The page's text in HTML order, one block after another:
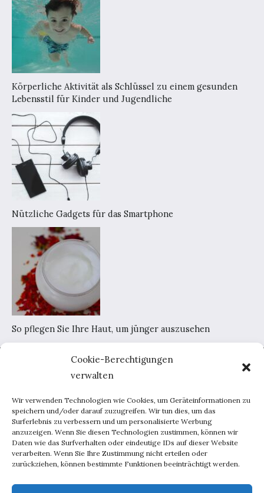
Cookie-Berechtigungen
verwalten
Wir verwenden Technologien wie Cookies, um Geräteinformationen zu
speichern und/oder darauf zuzugreifen. Wir tun dies, um das
Surferlebnis zu verbessern und um personalisierte Werbung
anzuzeigen. Wenn Sie diesen Technologien zustimmen, können wir
Daten wie das Surfverhalten oder eindeutige IDs auf dieser Website
verarbeiten. Wenn Sie Ihre Zustimmung nicht erteilen oder
zurückziehen, können bestimmte Funktionen beeinträchtigt werden.
Körperliche Aktivität als Schlüssel zu einem gesunden
Lebensstil für Kinder und Jugendliche
Nützliche Gadgets für das Smartphone
So pflegen Sie Ihre Haut, um jünger auszusehen
Home
Portal-Werbung
Kontakt
Haus und Garten